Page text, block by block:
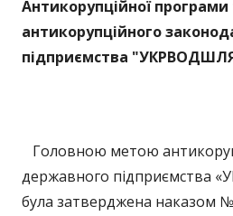
Антикорупційної
антикорупційного
підприємства
Головною метою
державного підприємства
була затверджена наказом